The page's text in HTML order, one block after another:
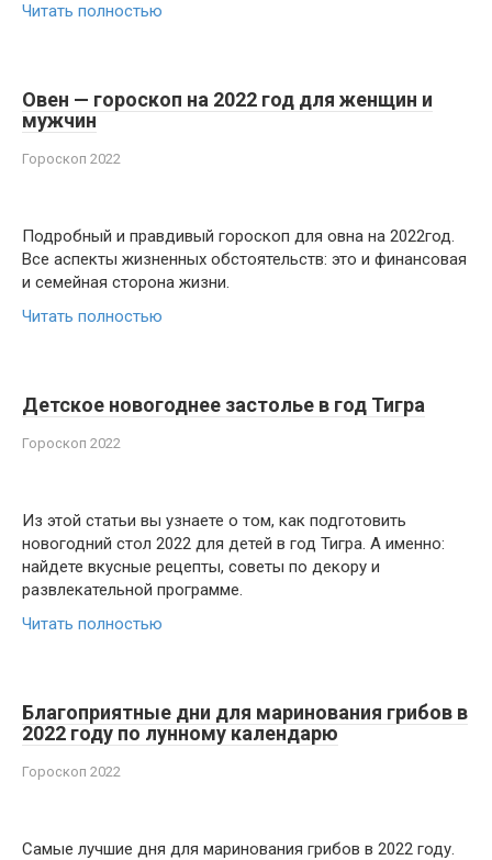
Читать полностью
Овен — гороскоп на 2022 год для женщин и
мужчин
Гороскоп 2022
Подробный и правдивый гороскоп для овна на 2022год.
Все аспекты жизненных обстоятельств: это и финансовая
и семейная сторона жизни.
Читать полностью
Детское новогоднее застолье в год Тигра
Гороскоп 2022
Из этой статьи вы узнаете о том, как подготовить
новогодний стол 2022 для детей в год Тигра. А именно:
найдете вкусные рецепты, советы по декору и
развлекательной программе.
Читать полностью
Благоприятные дни для маринования грибов в
2022 году по лунному календарю
Гороскоп 2022
Самые лучшие дня для маринования грибов в 2022 году.